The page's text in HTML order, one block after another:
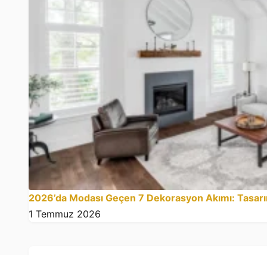
2026’da Modası Geçen 7 Dekorasyon Akımı:
1 Temmuz 2026